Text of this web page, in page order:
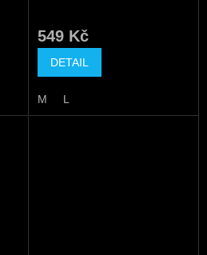
549 Kč
DETAIL
M L